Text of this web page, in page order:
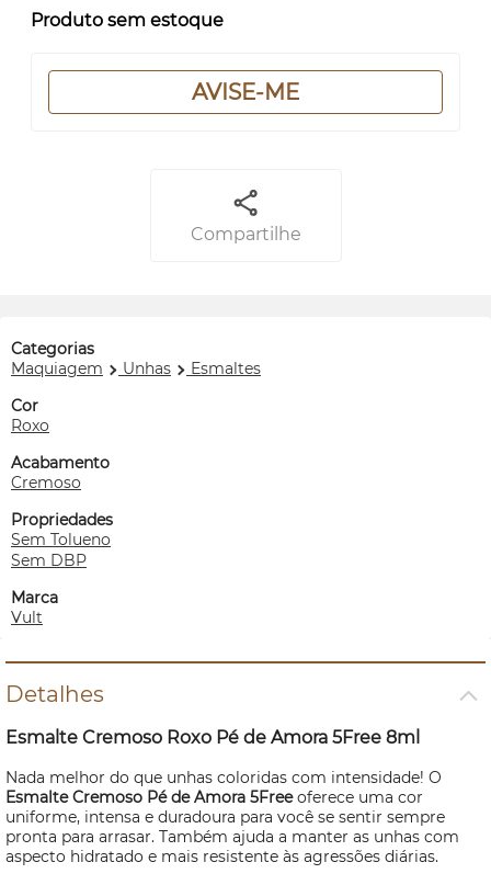
Produto sem estoque
AVISE-ME
Compartilhe
Categorias
Maquiagem
Unhas
Esmaltes
Cor
Roxo
Acabamento
Cremoso
Propriedades
Sem Tolueno
Sem DBP
Marca
Vult
Detalhes
Esmalte Cremoso Roxo Pé de Amora 5Free 8ml
Nada melhor do que unhas coloridas com intensidade! O
Esmalte Cremoso Pé de Amora 5Freeoferece uma cor
uniforme, intensa e duradoura para você se sentir sempre
pronta para arrasar. Também ajuda a manter as unhas com
aspecto hidratado e mais resistente às agressões diárias.